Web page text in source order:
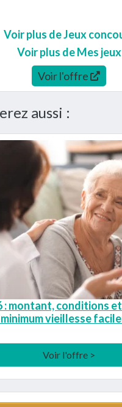
Voir plus de Jeux
Voir plus de Mes jeux
Voir l'offre
aussi :
: montant, conditions
vieillesse
Voir l'offre >